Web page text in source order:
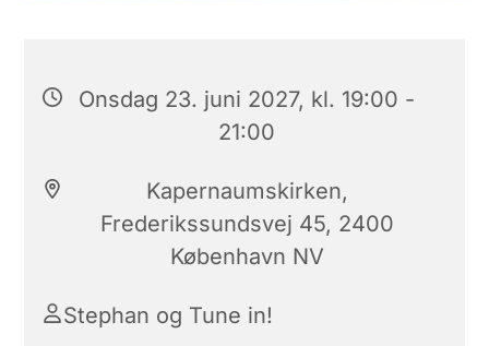
Onsdag 23. juni 2027, kl. 19:00 -
21:00
Kapernaumskirken,
Frederikssundsvej 45, 2400
København NV
Stephan og Tune in!